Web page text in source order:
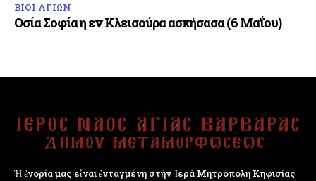
ΒΙΟΙ ΑΓΙΩΝ
Οσία Σοφία η εν Κλεισούρα ασκήσασα (6 Μαΐου)
Ἡ ἐνορία μας εἶναι ἐνταγμένη στήν Ἱερά Μητρόπολη Κηφισίας